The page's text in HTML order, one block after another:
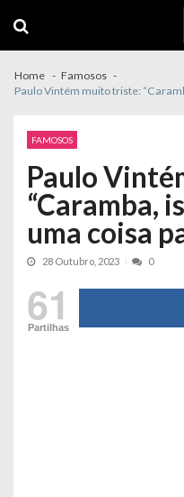
navigation
content
Home
Famosos
Paulo Vintém muito triste:
FAMOSOS
Paulo
“Caramba,
uma coisa
28 Outubro, 2023 0
61
Partilhas